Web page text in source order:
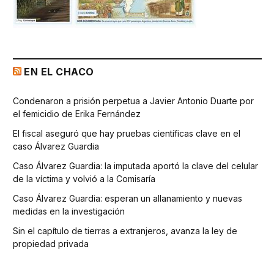
EN EL CHACO
Condenaron a prisión perpetua a Javier Antonio Duarte por
el femicidio de Erika Fernández
El fiscal aseguró que hay pruebas científicas clave en el
caso Álvarez Guardia
Caso Álvarez Guardia: la imputada aportó la clave del celular
de la víctima y volvió a la Comisaría
Caso Álvarez Guardia: esperan un allanamiento y nuevas
medidas en la investigación
Sin el capítulo de tierras a extranjeros, avanza la ley de
propiedad privada